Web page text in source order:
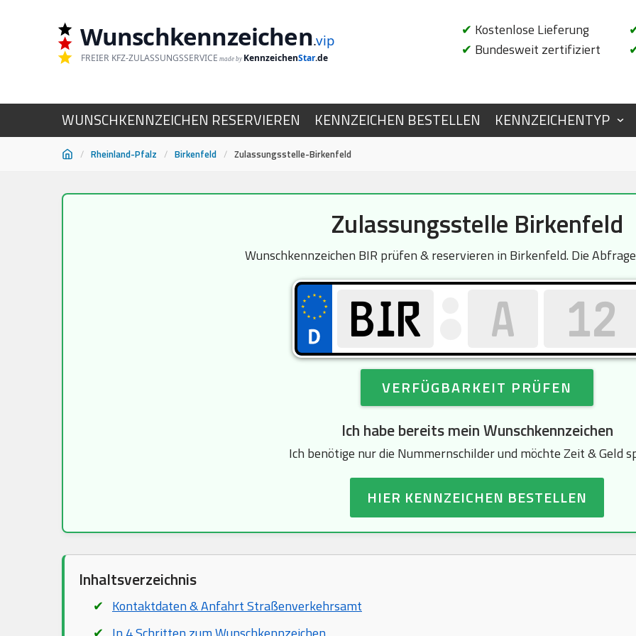
Wunschkennzeichen.vip
FREIER KFZ-ZULASSUNGSSERVICE made by KennzeichenStar.de
✔ Kostenlose Lieferung
✔ Bundesweit zertifiziert
WUNSCHKENNZEICHEN RESERVIEREN KENNZEICHEN BESTELLEN KENNZEICHENTYP
/ Rheinland-Pfalz / Birkenfeld / Zulassungsstelle-Birkenfeld
Zulassungsstelle Birkenfeld
Wunschkennzeichen BIR prüfen & reservieren in Birkenfeld. Die
VERFÜGBARKEIT PRÜFEN
Ich habe bereits mein Wunschkennzeichen
Ich benötige nur die Nummernschilder und möchte Zeit & Geld
HIER KENNZEICHEN BESTELLEN
Inhaltsverzeichnis
Kontaktdaten & Anfahrt Straßenverkehrsamt